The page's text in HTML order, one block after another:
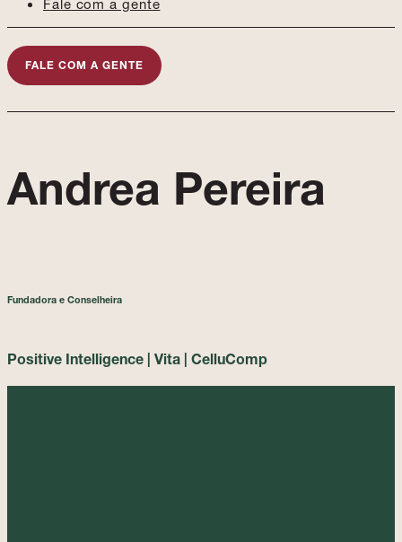
Fale com a gente
FALE COM A GENTE
Andrea Pereira
Fundadora e Conselheira
Positive Intelligence | Vita | CelluComp